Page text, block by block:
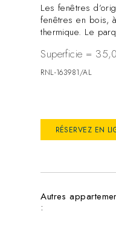
Les fenêtres
fenêtres en bois,
thermique. Le
Superficie =
RNL-163981/AL
RÉSERVEZ EN
Autres
: